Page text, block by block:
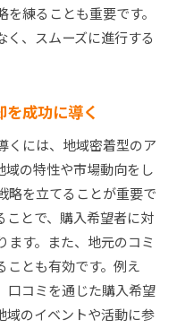
練ることも重要です。
く、スムーズに進行する
成功に導く
くには、地域密着型のア
域の特性や市場動向をし
略を立てることが重要で
ことで、購入希望者に対
ます。また、地元のコミ
ことも有効です。例え
口コミを通じた購入希望
域のイベントや活動に参